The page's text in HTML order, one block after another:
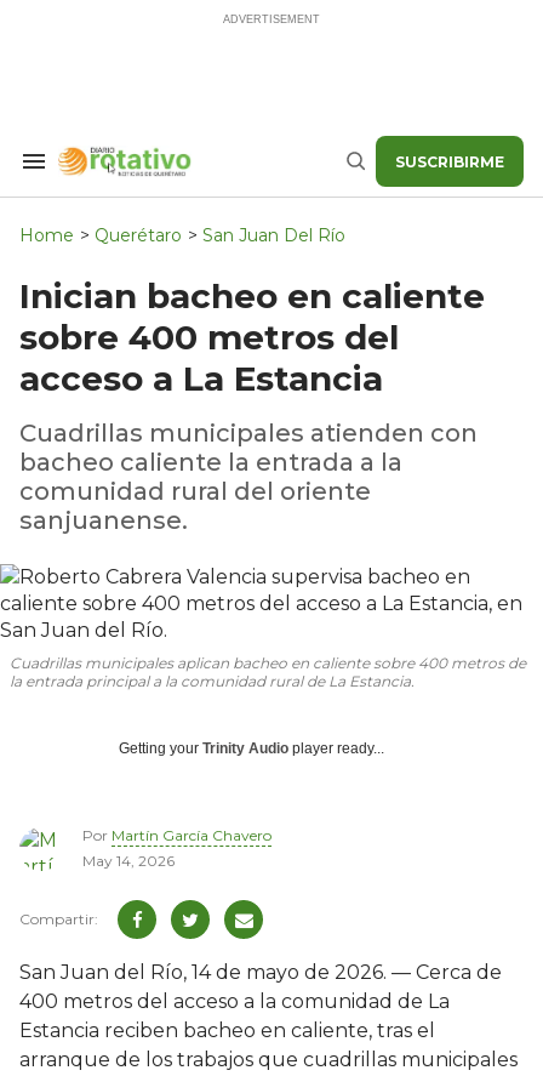
Search
Navigation
Buscar SUSCRIBIRME
Home > Querétaro > San Juan Del Río
Inician bacheo en caliente
sobre 400 metros del
acceso a La Estancia
Cuadrillas municipales atienden con
bacheo caliente la entrada a la
comunidad rural del oriente
sanjuanense.
Cuadrillas municipales aplican bacheo en caliente sobre 400 metros de
la entrada principal a la comunidad rural de La Estancia.
Getting your Trinity Audio player ready...
Por Martín García Chavero
May 14, 2026
San Juan del Río, 14 de mayo de 2026. — Cerca de
400 metros del acceso a la comunidad de La
Estancia reciben bacheo en caliente, tras el
arranque de los trabajos que cuadrillas municipales